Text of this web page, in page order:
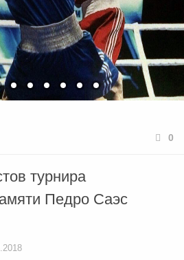
0
турнира
Педро Саэс